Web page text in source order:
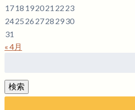
1718 192021 22 23
2425 26 2728 2930
31
« 4月
検索